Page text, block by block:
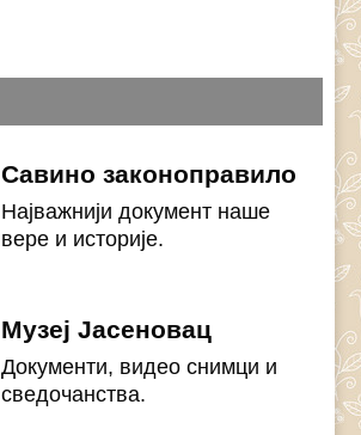
Савино законоправило
Најважнији документ наше
вере и историје.
Музеј Јасеновац
Документи, видео снимци и
сведочанства.